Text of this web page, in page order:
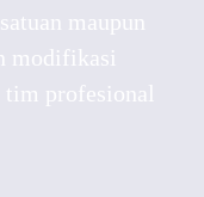
maupun
modifikasi
tim profesional